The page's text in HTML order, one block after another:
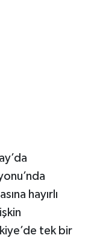
hayırlı
tek bir